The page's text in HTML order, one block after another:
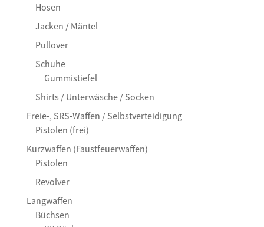
Hosen
Jacken / Mäntel
Pullover
Schuhe
Gummistiefel
Shirts / Unterwäsche / Socken
Freie-, SRS-Waffen / Selbstverteidigung
Pistolen (frei)
Kurzwaffen (Faustfeuerwaffen)
Pistolen
Revolver
Langwaffen
Büchsen